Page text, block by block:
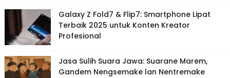
Galaxy Z Fold7 & Flip7: Smartphone Lipat
Terbaik 2025 untuk Konten Kreator
Profesional
Jasa Sulih Suara Jawa: Suarane Marem,
Gandem Nengsemake lan Nentremake